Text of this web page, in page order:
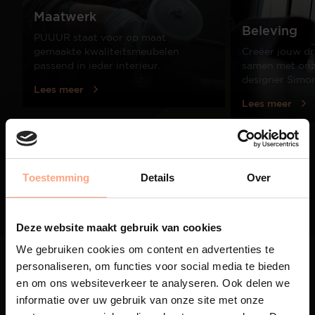
Toestemming Details Over
Deze website maakt gebruik van cookies
We gebruiken cookies om content en advertenties te
personaliseren, om functies voor social media te bieden
en om ons websiteverkeer te analyseren. Ook delen we
informatie over uw gebruik van onze site met onze
Maatwerk
PUUUR staat voor op maat
gemaakte kwaliteitsmeubelen
passend in ieder interieur.
Lees meer
Beleving
Creëer jouw
samen met
designer
Lees meer